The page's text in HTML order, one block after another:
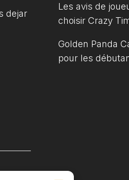
dejar
Les avis de
choisir Crazy
Golden Panda
pour les